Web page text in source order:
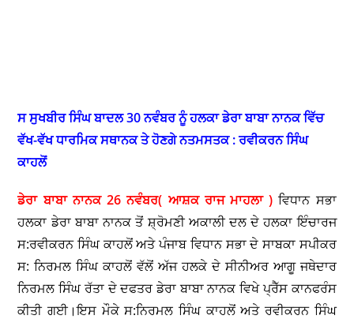
ਸ ਸੁਖਬੀਰ ਸਿੰਘ ਬਾਦਲ 30 ਨਵੰਬਰ ਨੂੰ ਹਲਕਾ ਡੇਰਾ ਬਾਬਾ ਨਾਨਕ ਵਿੱਚ
ਵੱਖ-ਵੱਖ ਧਾਰਮਿਕ ਸਥਾਨਕ ਤੇ ਹੋਣਗੇ ਨਤਮਸਤਕ : ਰਵੀਕਰਨ ਸਿੰਘ
ਕਾਹਲੋਂ
ਡੇਰਾ ਬਾਬਾ ਨਾਨਕ 26 ਨਵੰਬਰ( ਆਸ਼ਕ ਰਾਜ ਮਾਹਲਾ )ਵਿਧਾਨ ਸਭਾ
ਹਲਕਾ ਡੇਰਾ ਬਾਬਾ ਨਾਨਕ ਤੋਂ ਸ਼੍ਰੋਮਣੀ ਅਕਾਲੀ ਦਲ ਦੇ ਹਲਕਾ ਇੰਚਾਰਜ
ਸ:ਰਵੀਕਰਨ ਸਿੰਘ ਕਾਹਲੋਂ ਅਤੇ ਪੰਜਾਬ ਵਿਧਾਨ ਸਭਾ ਦੇ ਸਾਬਕਾ ਸਪੀਕਰ
ਸ: ਨਿਰਮਲ ਸਿੰਘ ਕਾਹਲੋਂ ਵੱਲੋਂ ਅੱਜ ਹਲਕੇ ਦੇ ਸੀਨੀਅਰ ਆਗੂ ਜਥੇਦਾਰ
ਨਿਰਮਲ ਸਿੰਘ ਰੱਤਾ ਦੇ ਦਫਤਰ ਡੇਰਾ ਬਾਬਾ ਨਾਨਕ ਵਿਖੇ ਪ੍ਰੈੱਸ ਕਾਨਫਰੰਸ
ਕੀਤੀ ਗਈ।ਇਸ ਮੌਕੇ ਸ:ਨਿਰਮਲ ਸਿੰਘ ਕਾਹਲੋਂ ਅਤੇ ਰਵੀਕਰਨ ਸਿੰਘ